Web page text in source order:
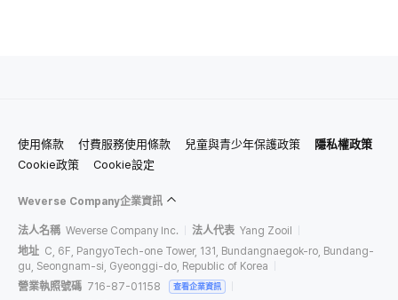
使用條款 付費服務使用條款 兒童與青少年保護政策
隱私權政策
Cookie政策
Cookie設定
Weverse Company企業資訊
法人名稱 Weverse Company Inc. 法人代表 Yang Zooil
地址 C, 6F, PangyoTech-one Tower, 131, Bundangnaegok-ro, Bundang-
gu, Seongnam-si, Gyeonggi-do, Republic of Korea
營業執照號碼 716-87-01158 查看企業資訊